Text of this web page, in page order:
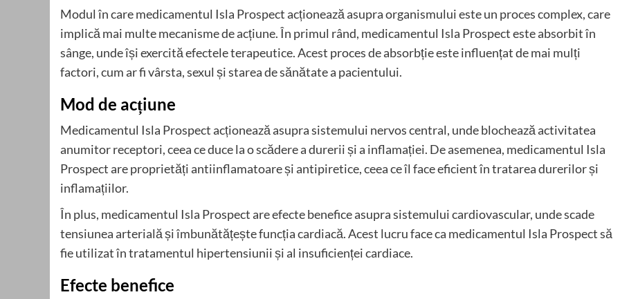
Modul în care medicamentul Isla Prospect acționează asupra organismului este un proces complex, care
implică mai multe mecanisme de acțiune. În primul rând, medicamentul Isla Prospect este absorbit în
sânge, unde își exercită efectele terapeutice. Acest proces de absorbție este influențat de mai mulți
factori, cum ar fi vârsta, sexul și starea de sănătate a pacientului.
Mod de acțiune
Medicamentul Isla Prospect acționează asupra sistemului nervos central, unde blochează activitatea
anumitor receptori, ceea ce duce la o scădere a durerii și a inflamației. De asemenea, medicamentul Isla
Prospect are proprietăți antiinflamatoare și antipiretice, ceea ce îl face eficient în tratarea durerilor și
inflamațiilor.
În plus, medicamentul Isla Prospect are efecte benefice asupra sistemului cardiovascular, unde scade
tensiunea arterială și îmbunătățește funcția cardiacă. Acest lucru face ca medicamentul Isla Prospect să
fie utilizat în tratamentul hipertensiunii și al insuficienței cardiace.
Efecte benefice